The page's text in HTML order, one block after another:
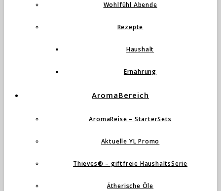
Wohlfühl Abende
Rezepte
Haushalt
Ernährung
AromaBereich
AromaReise – StarterSets
Aktuelle YL Promo
Thieves® – giftfreie HaushaltsSerie
Ätherische Öle